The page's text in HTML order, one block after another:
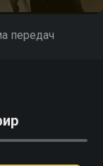
передач